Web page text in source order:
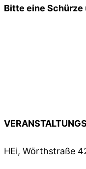
Bitte eine
HEi, Wörthstraße